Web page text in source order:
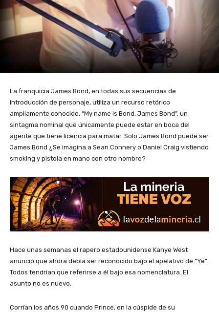
La franquicia James Bond, en todas sus secuencias de
introducción de personaje, utiliza un recurso retórico
ampliamente conocido, “My name is Bond, James Bond”, un
sintagma nominal que únicamente puede estar en boca del
agente que tiene licencia para matar. Solo James Bond puede ser
James Bond ¿Se imagina a Sean Connery o Daniel Craig vistiendo
smoking y pistola en mano con otro nombre?
Hace unas semanas el rapero estadounidense Kanye West
anunció que ahora debía ser reconocido bajo el apelativo de “Ye”.
Todos tendrían que referirse a él bajo esa nomenclatura. El
asunto no es nuevo.
Corrían los años 90 cuando Prince, en la cúspide de su